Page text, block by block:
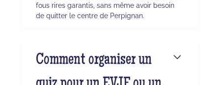
fous rires garantis, sans même avoir besoin
de quitter le centre de Perpignan.
Comment organiser un